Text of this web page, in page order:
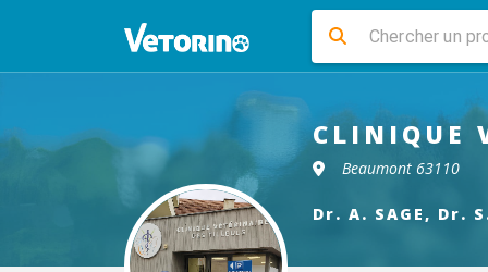
CLINIQUE
Beaumont 63110
Dr. A. SAGE, Dr.